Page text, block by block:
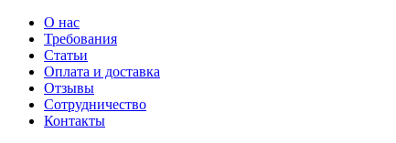
О нас
Требования
Статьи
Оплата и доставка
Отзывы
Сотрудничество
Контакты